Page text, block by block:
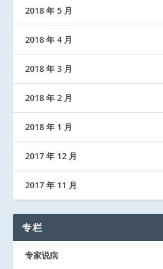
2018 年 5 月
2018 年 4 月
2018 年 3 月
2018 年 2 月
2018 年 1 月
2017 年 12 月
2017 年 11 月
专栏
专家说病